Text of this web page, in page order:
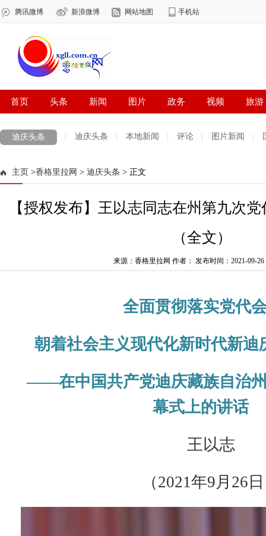
迪庆头条 迪庆头条 本地新闻 评论 图片新闻
主页 >香格里拉网 > 迪庆头条 > 正文
【授权发布】王以志同志在州第九次
（全文）
来源：香格里拉网 作者： 发布时间：2021-09-26
全面贯彻落实党代
朝着社会主义现代化新时代新迪
——在中国共产党迪庆藏族自治
幕式上的讲话
王以志
（2021年9月26